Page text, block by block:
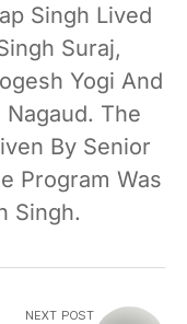
Singh Lived
Suraj,
Yogi And
Nagaud. The
By Senior
Program Was
Singh.
NEXT POST